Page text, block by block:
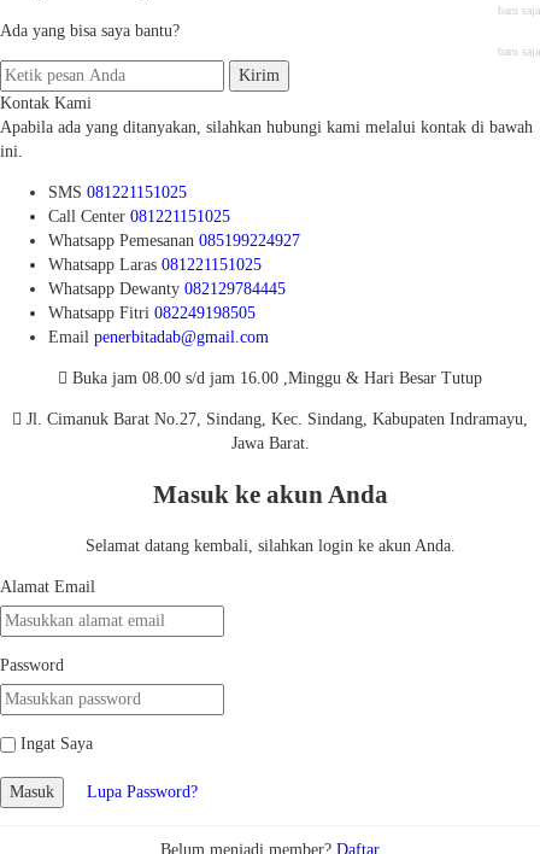
baru saja
Ada yang bisa saya bantu?
baru saja
Kirim
Kontak Kami
Apabila ada yang ditanyakan, silahkan hubungi kami melalui kontak di bawah
ini.
SMS 081221151025
Call Center 081221151025
Whatsapp Pemesanan 085199224927
Whatsapp Laras 081221151025
Whatsapp Dewanty 082129784445
Whatsapp Fitri 082249198505
Email penerbitadab@gmail.com
Buka jam 08.00 s/d jam 16.00 ,Minggu & Hari Besar Tutup
Jl. Cimanuk Barat No.27, Sindang, Kec. Sindang, Kabupaten Indramayu,
Jawa Barat.
Masuk ke akun Anda
Selamat datang kembali, silahkan login ke akun Anda.
Alamat Email
Password
Ingat Saya
Masuk Lupa Password?
Belum menjadi member? Daftar